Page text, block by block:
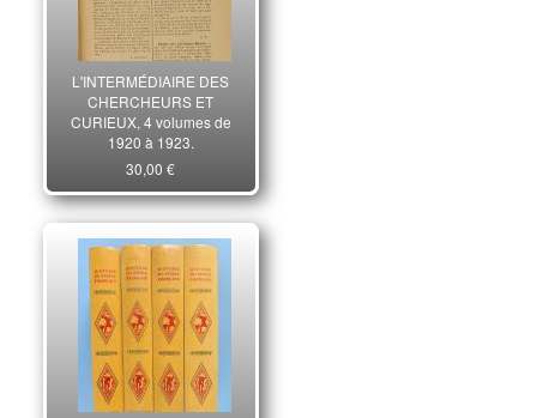
L'INTERMÉDIAIRE DES
CHERCHEURS ET
CURIEUX, 4 volumes de
1920 à 1923.
30,00 €